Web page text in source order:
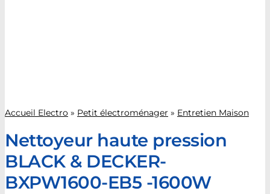
Accueil Electro » Petit électroménager » Entretien Maison
Nettoyeur haute pression
BLACK & DECKER-
BXPW1600-EB5 -1600W